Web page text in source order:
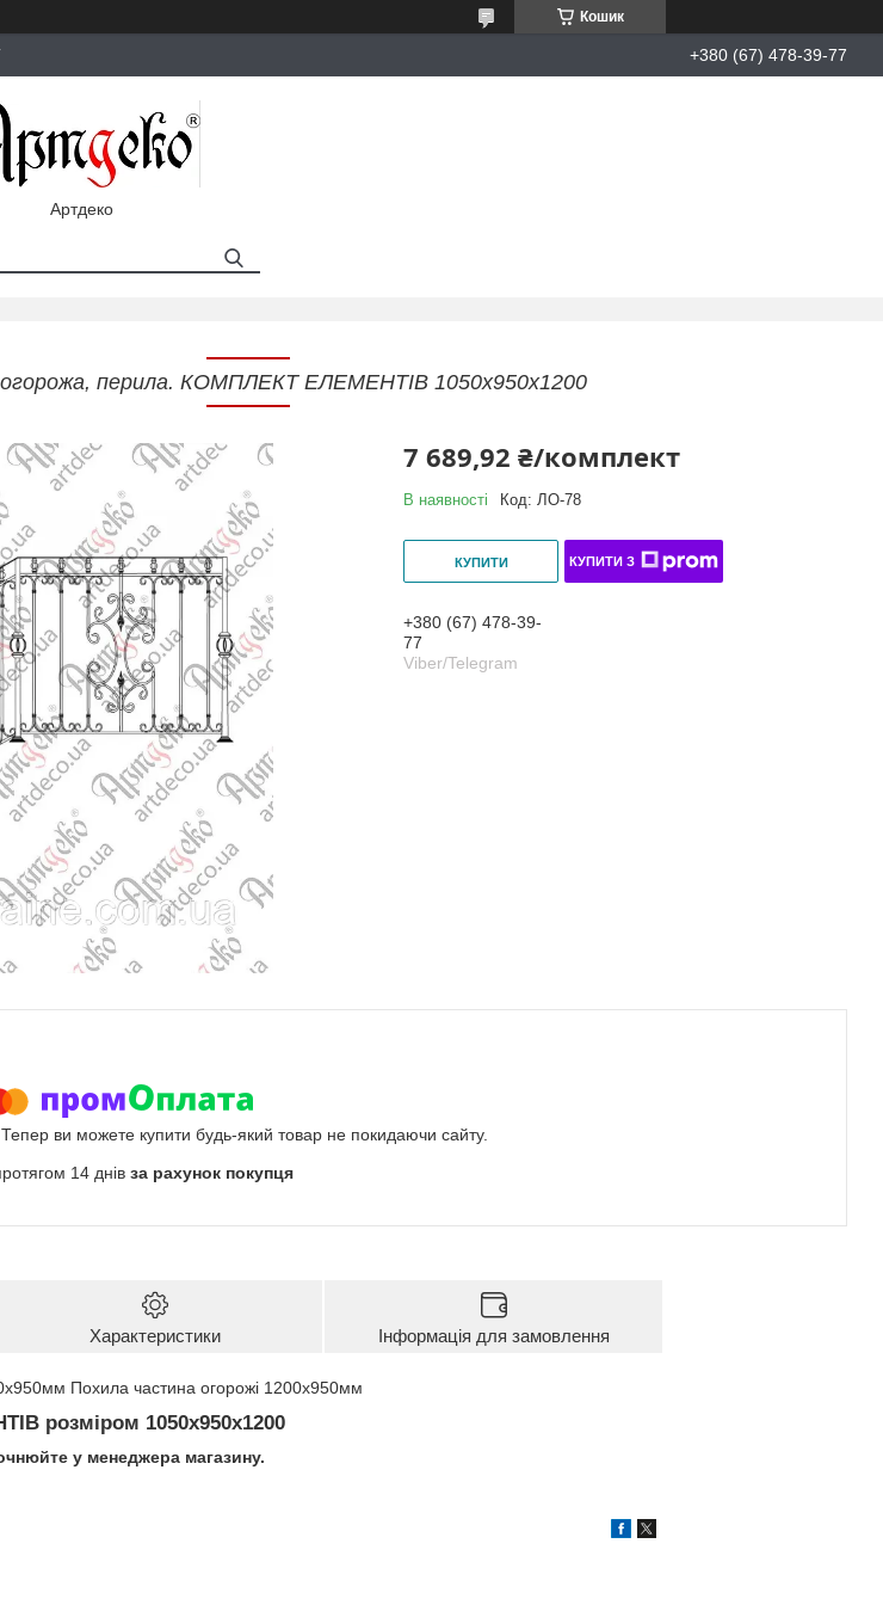
Кошик
+380 (67) 478-39-77
Артдеко
перила. КОМПЛЕКТ ЕЛЕМЕНТІВ 1050х950х1200
7 689,92 ₴/комплект
В наявності Код:ЛО-78
КУПИТИ КУПИТИ З
+380 (67) 478-39-
77
Viber/Telegram
Тепер ви можете купити будь-який товар не покидаючи сайту.
14 днів за рахунок покупця
Характеристики Інформація для замовлення
Похила частина огорожі 1200х950мм
розміром 1050х950х1200
у менеджера магазину.